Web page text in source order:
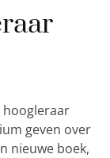
hoogleraar
geven over
nieuwe boek,